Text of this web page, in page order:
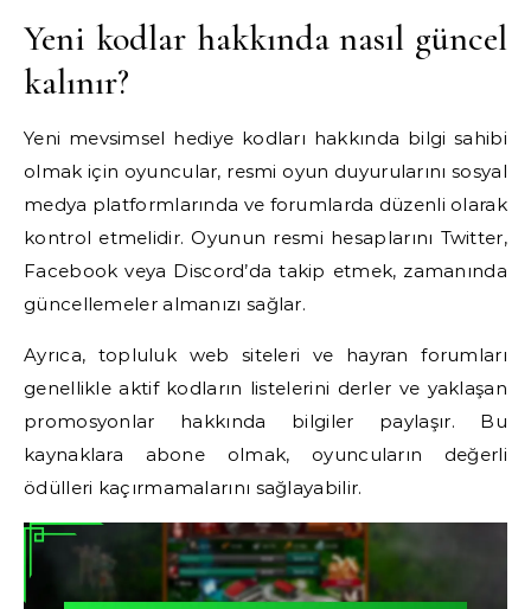
Yeni kodlar hakkında nasıl güncel
kalınır?
Yeni mevsimsel hediye kodları hakkında bilgi sahibi
olmak için oyuncular, resmi oyun duyurularını sosyal
medya platformlarında ve forumlarda düzenli olarak
kontrol etmelidir. Oyunun resmi hesaplarını Twitter,
Facebook veya Discord’da takip etmek, zamanında
güncellemeler almanızı sağlar.
Ayrıca, topluluk web siteleri ve hayran forumları
genellikle aktif kodların listelerini derler ve yaklaşan
promosyonlar hakkında bilgiler paylaşır. Bu
kaynaklara abone olmak, oyuncuların değerli
ödülleri kaçırmamalarını sağlayabilir.